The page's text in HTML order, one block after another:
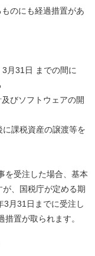
のにも経過措置があ
月31日 までの間に
びソフトウェアの開
課税資産の譲渡等を
を受注した場合、基本
、国税庁が定める期
3月31日までに受注し
置が取られます。